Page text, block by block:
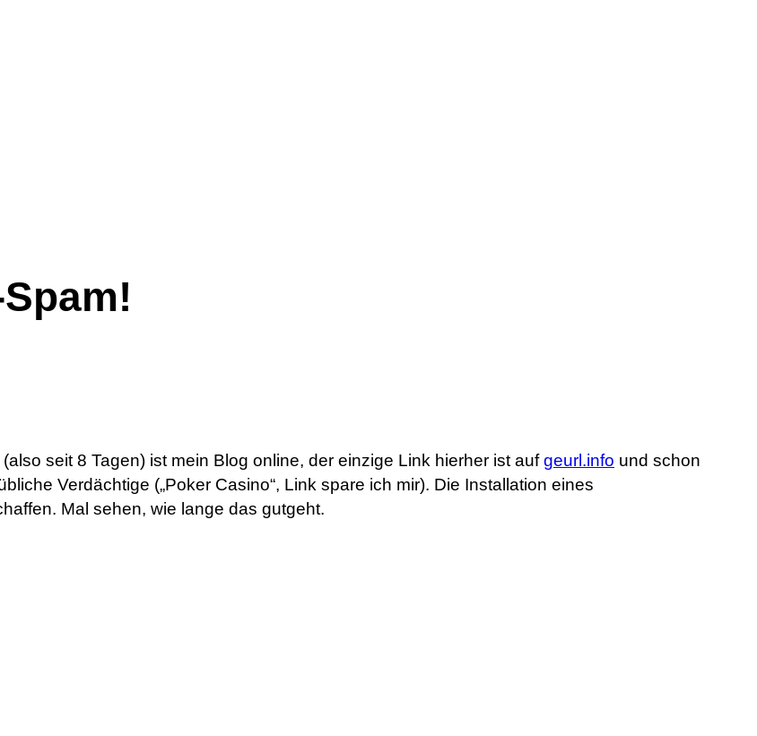
seit 8 Tagen) ist mein Blog online, der einzige Link hierher ist aufgeurl.info und schon
Verdächtige („Poker Casino“, Link spare ich mir). Die Installation eines
Mal sehen, wie lange das gutgeht.